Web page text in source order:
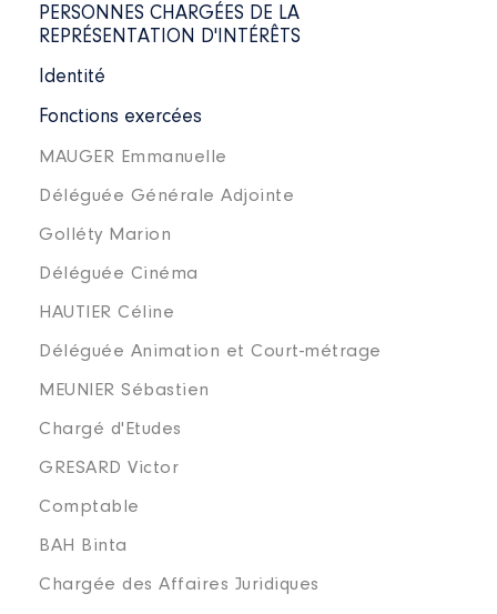
PERSONNES CHARGÉES DE LA
REPRÉSENTATION D'INTÉRÊTS
Identité
Fonctions exercées
MAUGER Emmanuelle
Déléguée Générale Adjointe
Golléty Marion
Déléguée Cinéma
HAUTIER Céline
Déléguée Animation et Court-métrage
MEUNIER Sébastien
Chargé d'Etudes
GRESARD Victor
Comptable
BAH Binta
Chargée des Affaires Juridiques